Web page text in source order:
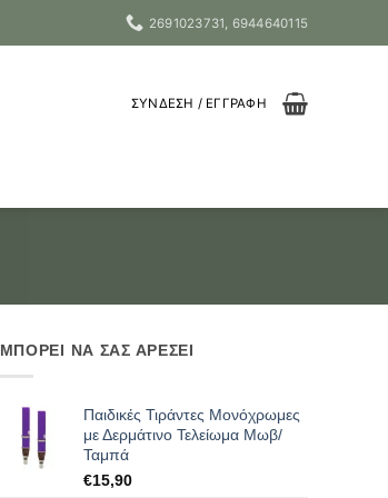
2691023731, 6944640115
ΣΎΝΔΕΣΗ / ΕΓΓΡΑΦΉ
ΜΠΟΡΕΙ ΝΑ ΣΑΣ ΑΡΕΣΕΙ
Παιδικές Τιράντες Μονόχρωμες
με Δερμάτινο Τελείωμα Μωβ/
Ταμπά
€15,90